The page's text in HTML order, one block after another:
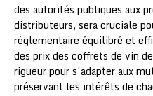
des autorités publiques aux
distributeurs, sera cruciale
réglementaire équilibré et
des prix des coffrets de vin
rigueur pour s’adapter aux
préservant les intérêts de